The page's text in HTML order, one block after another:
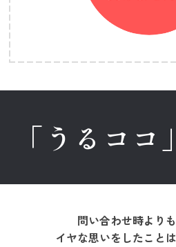
「うるココ」
問い合わせ時より
イヤな思いをしたこと